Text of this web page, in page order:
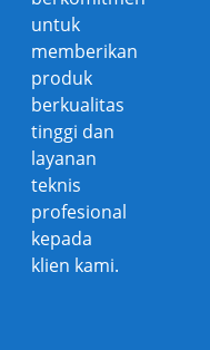
untuk
memberikan
produk
berkualitas
tinggi dan
layanan
teknis
profesional
kepada
klien kami.